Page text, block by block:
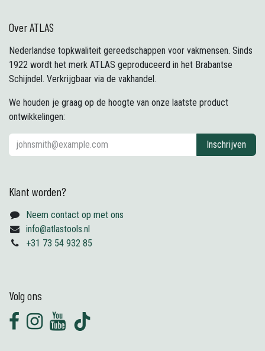
Over ATLAS
Nederlandse topkwaliteit gereedschappen voor vakmensen. Sinds
1922 wordt het merk ATLAS geproduceerd in het Brabantse
Schijndel. Verkrijgbaar via de vakhandel.
We houden je graag op de hoogte van onze laatste product
ontwikkelingen:
Inschrijven
Klant worden?
Neem contact op met ons
info@atlastools.nl
+31 73 54 932 85
Volg ons